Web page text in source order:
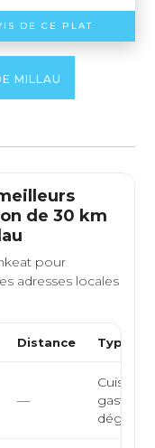
DE CE PLAT
MILLAU
de 30 km
pour
adresses locales
Distance Type de
—
Cuisine